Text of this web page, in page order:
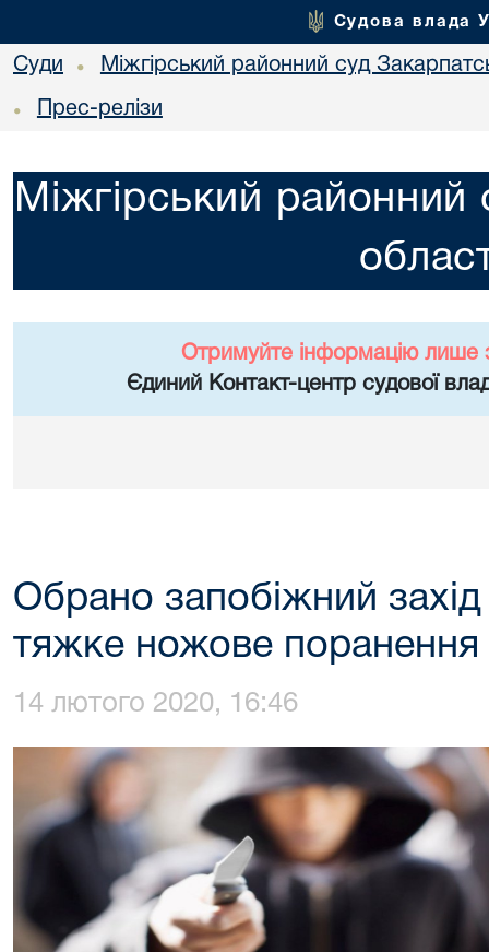
Судова влада
Суди • Міжгірський районний суд
• Прес-релізи
Міжгірський районний
Отримуйте інформацію лише
Єдиний Контакт-центр судової
Обрано запобіжний захід
тяжке ножове
14 лютого 2020, 16:46